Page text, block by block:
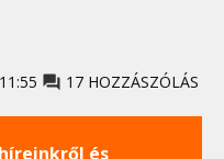
17 HOZZÁSZÓLÁS
és